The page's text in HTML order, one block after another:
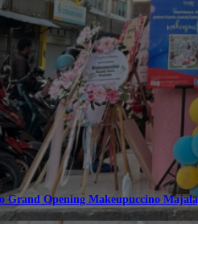
Grand Opening Makeupuccino